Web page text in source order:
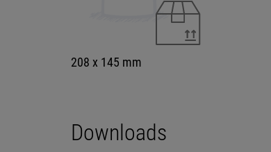
208 x 145 mm
Downloads